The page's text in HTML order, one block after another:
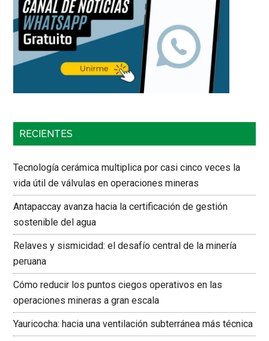
RECIENTES
Tecnología cerámica multiplica por casi cinco veces la
vida útil de válvulas en operaciones mineras
Antapaccay avanza hacia la certificación de gestión
sostenible del agua
Relaves y sismicidad: el desafío central de la minería
peruana
Cómo reducir los puntos ciegos operativos en las
operaciones mineras a gran escala
Yauricocha: hacia una ventilación subterránea más técnica